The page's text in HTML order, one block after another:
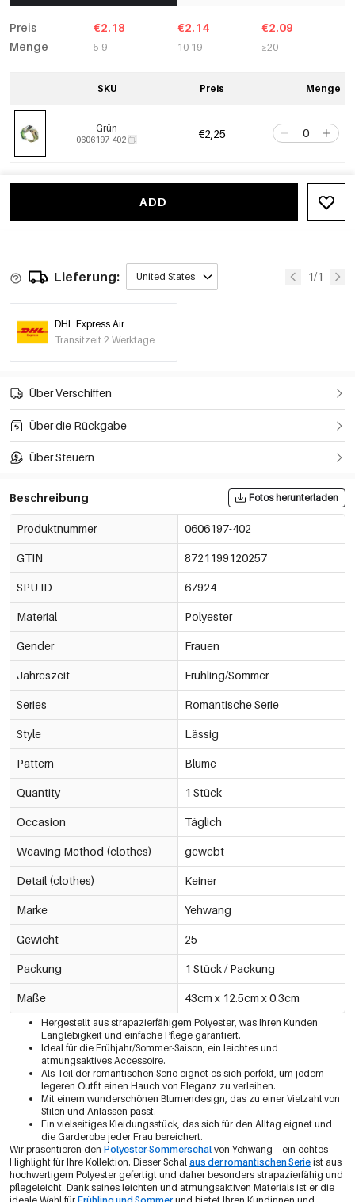
Preis
Menge
€2.18
5-9
€2.14
10-19
€2.09
≥20
SKU Preis Menge
Grün
0606197-402 €2,25
ADD
Lieferung: United States 1/1
DHL Express Air
Transitzeit 2 Werktage
Über Verschiffen
Über die Rückgabe
Über Steuern
Beschreibung Fotos herunterladen
Produktnummer 0606197-402
GTIN 8721199120257
SPU ID 67924
Material Polyester
Gender Frauen
Jahreszeit Frühling/Sommer
Series Romantische Serie
Style Lässig
Pattern Blume
Quantity 1 Stück
Occasion Täglich
Weaving Method (clothes) gewebt
Detail (clothes) Keiner
Marke Yehwang
Gewicht 25
Packung 1 Stück / Packung
Maße 43cm x 12.5cm x 0.3cm
Hergestellt aus strapazierfähigem Polyester, was Ihren Kunden
Langlebigkeit und einfache Pflege garantiert.
Ideal für die Frühjahr/Sommer-Saison, ein leichtes und
atmungsaktives Accessoire.
Als Teil der romantischen Serie eignet es sich perfekt, um jedem
legeren Outfit einen Hauch von Eleganz zu verleihen.
Mit einem wunderschönen Blumendesign, das zu einer Vielzahl von
Stilen und Anlässen passt.
Ein vielseitiges Kleidungsstück, das sich für den Alltag eignet und
die Garderobe jeder Frau bereichert.
Wir präsentieren den Polyester-Sommerschal von Yehwang – ein echtes
Highlight für Ihre Kollektion. Dieser Schal aus der romantischen Serie ist aus
hochwertigem Polyester gefertigt und daher besonders strapazierfähig und
pflegeleicht. Dank seines leichten und atmungsaktiven Materials ist er die